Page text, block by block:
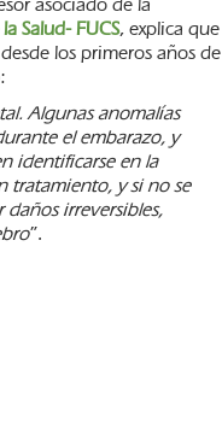
Salud- FUCS, explica que
los primeros años de
Algunas anomalías
el embarazo, y
identificarse en la
tratamiento, y si no se
irreversibles,
”.